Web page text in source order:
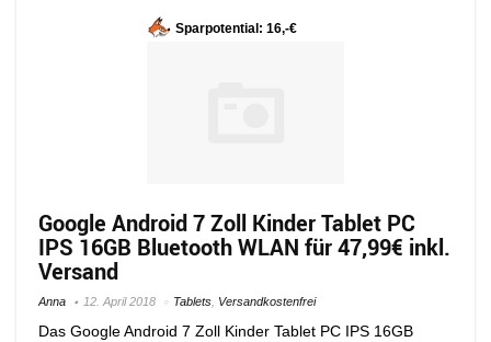
Sparpotential: 16,-€
Google Android 7 Zoll Kinder Tablet PC
IPS 16GB Bluetooth WLAN für 47,99€ inkl.
Versand
Anna 12. April 2018 Tablets Versandkostenfrei
Das Google Android 7 Zoll Kinder Tablet PC IPS 16GB